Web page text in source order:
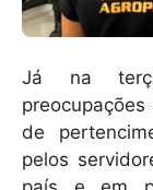
Já na
de
pelos